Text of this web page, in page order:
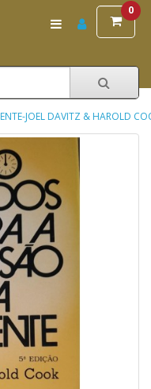
0
JOEL DAVITZ & HAROLD